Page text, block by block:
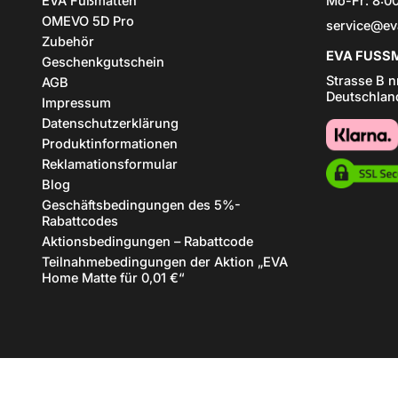
OMEVO 5D Pro
Zubehör
Geschenkgutschein
AGB
Impressum
Datenschutzerklärung
Produktinformationen
Reklamationsformular
Blog
Geschäftsbedingungen des 5%-
Rabattcodes
Aktionsbedingungen – Rabattcode
Teilnahmebedingungen der Aktion „EVA
Home Matte für 0,01 €“
EVA
Strasse B